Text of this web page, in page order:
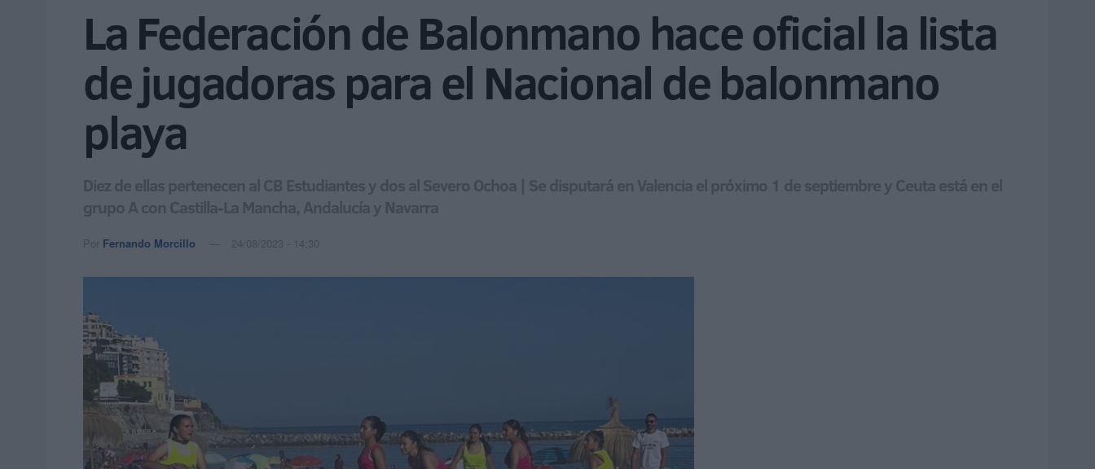
La Federación de Balonmano hace oficial la lista
de jugadoras para el Nacional de balonmano
playa
Diez de ellas pertenecen al CB Estudiantes y dos al Severo Ochoa | Se disputará en Valencia el próximo 1 de septiembre y Ceuta está en el
grupo A con Castilla-La Mancha, Andalucía y Navarra
Por Fernando Morcillo 24/08/2023 - 14:30